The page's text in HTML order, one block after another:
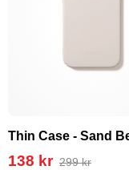
Thin Case - Sand
138 kr 299 kr